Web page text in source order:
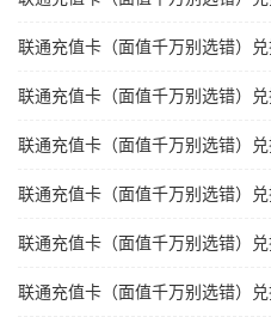
联通充值卡（面值千万别选错）
联通充值卡（面值千万别选错）
联通充值卡（面值千万别选错）
联通充值卡（面值千万别选错）
联通充值卡（面值千万别选错）
联通充值卡（面值千万别选错）